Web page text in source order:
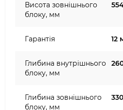
Висота зовнішнього
блоку, мм
Гарантія 12
Глибина внутрішнього
блоку, мм
Глибина зовнішнього
блоку, мм
330